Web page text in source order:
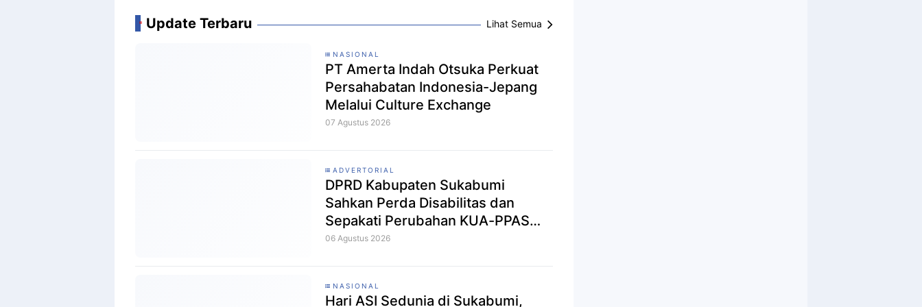
Update Terbaru Lihat Semua
NASIONAL
PT Amerta Indah Otsuka Perkuat
Persahabatan Indonesia-Jepang
Melalui Culture Exchange
07 Agustus 2026
ADVERTORIAL
DPRD Kabupaten Sukabumi
Sahkan Perda Disabilitas dan
Sepakati Perubahan KUA-PPAS
2026
06 Agustus 2026
NASIONAL
Hari ASI Sedunia di Sukabumi,